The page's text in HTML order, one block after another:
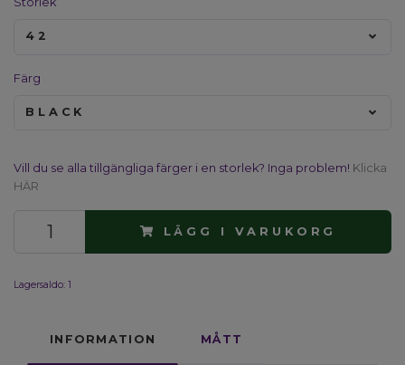
42
Färg
BLACK
Vill du se alla tillgängliga färger i en storlek? Inga problem! Klicka
HÄR
LÄGG I VARUKORG
Lagersaldo: 1
INFORMATION MÅTT